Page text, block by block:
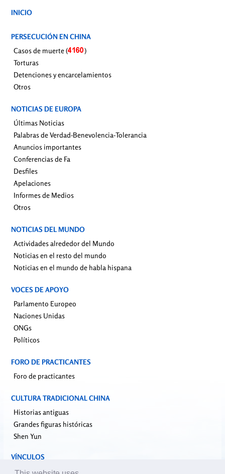
INICIO
PERSECUCIÓN EN CHINA
Casos de muerte (
)
Torturas
Detenciones y encarcelamientos
Otros
NOTICIAS DE EUROPA
Últimas Noticias
Palabras de Verdad-Benevolencia-Tolerancia
Anuncios importantes
Conferencias de Fa
Desfiles
Apelaciones
Informes de Medios
Otros
NOTICIAS DEL MUNDO
Actividades alrededor del Mundo
Noticias en el resto del mundo
Noticias en el mundo de habla hispana
VOCES DE APOYO
Parlamento Europeo
Naciones Unidas
ONGs
Políticos
FORO DE PRACTICANTES
Foro de practicantes
CULTURA TRADICIONAL CHINA
Historias antiguas
Grandes figuras históricas
Shen Yun
VÍNCULOS
falundafa.org